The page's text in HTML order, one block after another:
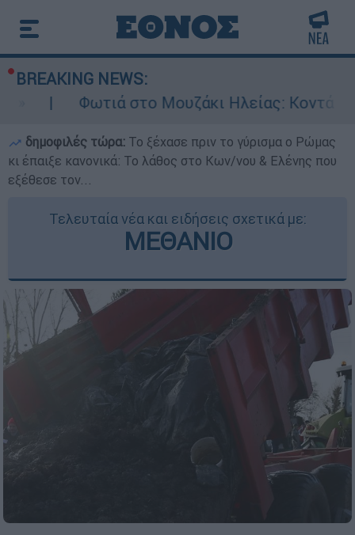
BREAKING NEWS:
Φωτιά στο Μουζάκι Ηλείας: Κοντά στην
δημοφιλές τώρα: Το ξέχασε πριν το γύρισμα ο Ρώμας
κι έπαιξε κανονικά: Το λάθος στο Κων/νου & Ελένης που
εξέθεσε τον...
Τελευταία νέα και ειδήσεις σχετικά με:
ΜΕΘΑΝΙΟ